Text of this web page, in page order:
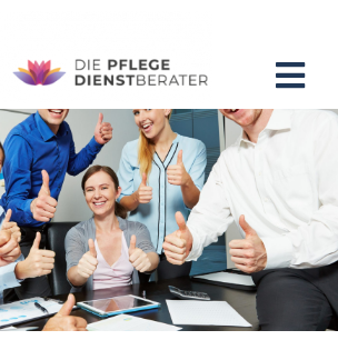
Home
Blog
Existenzgründung